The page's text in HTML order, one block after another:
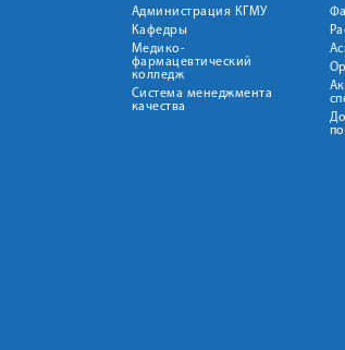
Администрация КГМУ
Кафедры
Медико-
фармацевтический
колледж
Система менеджмента
качества